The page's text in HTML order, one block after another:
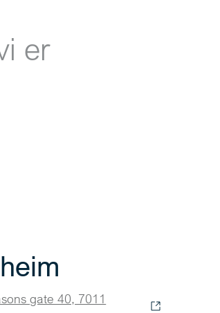
er
gate 40, 7011